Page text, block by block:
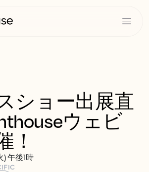
ショー出展直
ウェビ
！
午後1時